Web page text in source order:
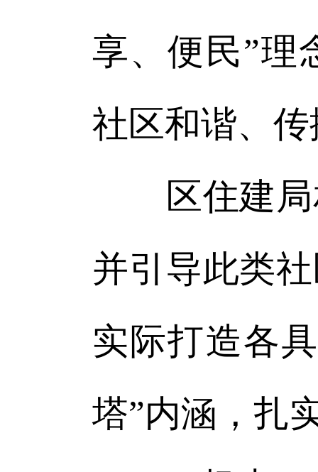
享、便民”理
社区和谐、
区住建局
并引导此类
实际打造各
塔”内涵，扎